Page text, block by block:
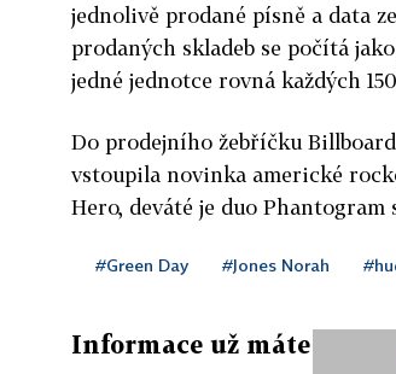
jednolivě prodané písně a data
prodaných skladeb se počítá
jedné jednotce rovná každých
Do prodejního žebříčku
vstoupila novinka americké
Hero, deváté je duo Phantogram
#Green Day #Jones Norah
Informace už máte